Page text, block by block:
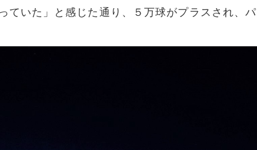
ていた」と感じた通り、５万球がプラスされ、パ